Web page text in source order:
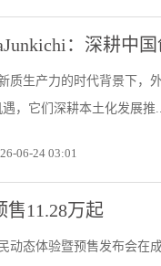
：深耕中
质生产力的时代背景下，
，它们深耕本土化发展推
06-24 03:01
售11.28万起
动态体验暨预售发布会